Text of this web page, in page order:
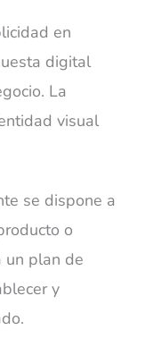
en
digital
La
visual
se dispone a
o
un plan de
y